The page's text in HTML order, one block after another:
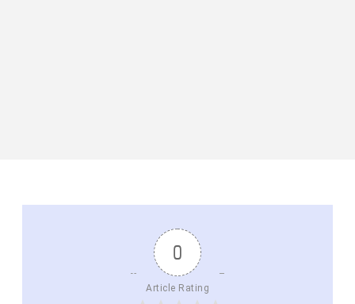
0
Article Rating